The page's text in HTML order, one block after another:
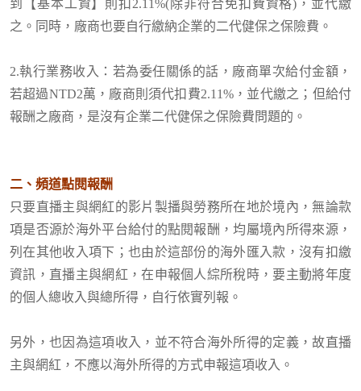
到【基本工資】則扣2.11%(除非符合免扣費資格)，並代繳
之。同時，廠商也要自行繳納企業的二代健保之保險費。
2.執行業務收入：若為委任關係的話，廠商單次給付金額，
若超過NTD2萬，廠商則須代扣費2.11%，並代繳之； 但給付
報酬之廠商，是沒有企業二代健保之保險費問題的。
二、頻道點閱報酬
只要直播主與網紅的影片製播與勞務所在地於境內，無論款
項是否源於海外平台給付的點閱報酬，均屬境內所得來源，
列在其他收入項下；也由於這部份的海外匯入款，沒有扣繳
資訊，直播主與網紅，在申報個人綜所稅時，要主動將年度
的個人總收入與總所得，自行依實列報。
另外，也因為這項收入，並不符合海外所得的定義，故直播
主與網紅，不應以海外所得的方式申報這項收入。